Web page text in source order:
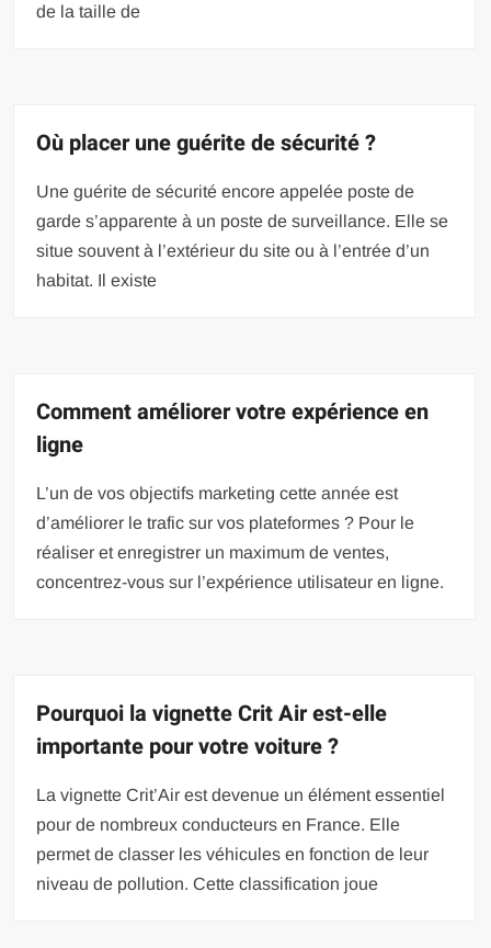
de la taille de
Où placer une guérite de sécurité ?
Une guérite de sécurité encore appelée poste de
garde s’apparente à un poste de surveillance. Elle se
situe souvent à l’extérieur du site ou à l’entrée d’un
habitat. Il existe
Comment améliorer votre expérience en
ligne
L’un de vos objectifs marketing cette année est
d’améliorer le trafic sur vos plateformes ? Pour le
réaliser et enregistrer un maximum de ventes,
concentrez-vous sur l’expérience utilisateur en ligne.
Pourquoi la vignette Crit Air est-elle
importante pour votre voiture ?
La vignette Crit’Air est devenue un élément essentiel
pour de nombreux conducteurs en France. Elle
permet de classer les véhicules en fonction de leur
niveau de pollution. Cette classification joue